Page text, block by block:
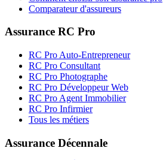
Comparateur d'assureurs
Assurance RC Pro
RC Pro Auto-Entrepreneur
RC Pro Consultant
RC Pro Photographe
RC Pro Développeur Web
RC Pro Agent Immobilier
RC Pro Infirmier
Tous les métiers
Assurance Décennale